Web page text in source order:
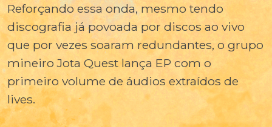
Reforçando essa onda, mesmo tendo
discografia já povoada por discos ao vivo
que por vezes soaram redundantes, o grupo
mineiro Jota Quest lança EP com o
primeiro volume de áudios extraídos de
lives.